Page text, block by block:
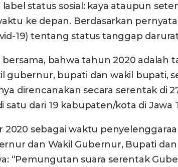
status sosial: kaya ataupun
ke depan. Berdasarkan
19) tentang status tanggap
bahwa tahun 2020
gubernur, bupati dan wakil bupati,
direncanakan secara serentak di
satu dari 19 kabupaten/kota di
sebagai waktu
dan Wakil Gubernur, Bupati
“Pemungutan suara serentak